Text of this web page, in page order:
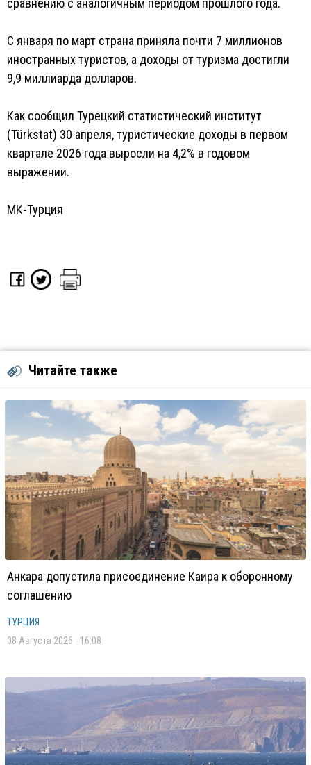
сравнению с аналогичным периодом прошлого года.
С января по март страна приняла почти 7 миллионов
иностранных туристов, а доходы от туризма достигли
9,9 миллиарда долларов.
Как сообщил Турецкий статистический институт
(Türkstat) 30 апреля, туристические доходы в первом
квартале 2026 года выросли на 4,2% в годовом
выражении.
МК-Турция
Читайте также
Анкара допустила присоединение Каира к оборонному
соглашению
ТУРЦИЯ
08 Августа 2026 - 16:08